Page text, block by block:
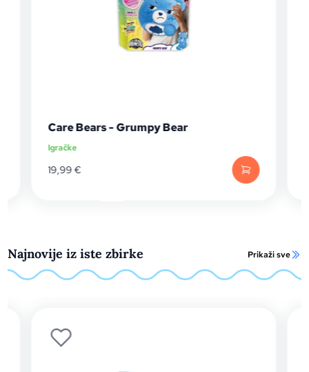
Care Bears - Grumpy Bear
Igračke
19,99€
Najnovije iz iste zbirke Prikaži sve